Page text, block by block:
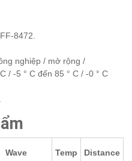
8472.
nghiệp / mở rộng /
/ -5 ° C đến 85 ° C / -0 ° C
Wave
Temp
Distance